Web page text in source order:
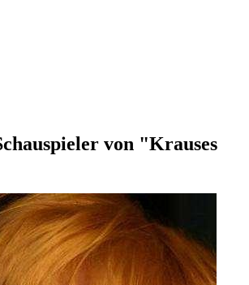
von "Krauses